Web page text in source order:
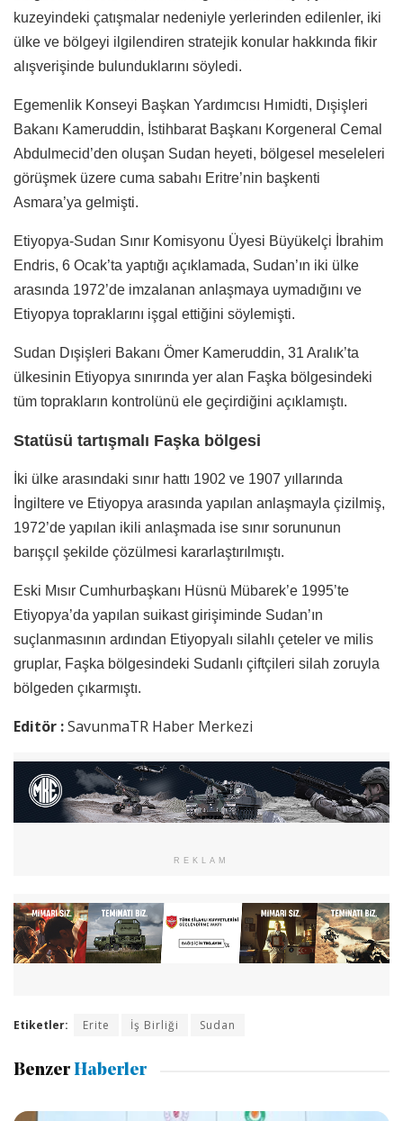
kuzeyindeki çatışmalar nedeniyle yerlerinden edilenler, iki
ülke ve bölgeyi ilgilendiren stratejik konular hakkında fikir
alışverişinde bulunduklarını söyledi.
Egemenlik Konseyi Başkan Yardımcısı Hımidti, Dışişleri
Bakanı Kameruddin, İstihbarat Başkanı Korgeneral Cemal
Abdulmecid’den oluşan Sudan heyeti, bölgesel meseleleri
görüşmek üzere cuma sabahı Eritre’nin başkenti
Asmara’ya gelmişti.
Etiyopya-Sudan Sınır Komisyonu Üyesi Büyükelçi İbrahim
Endris, 6 Ocak’ta yaptığı açıklamada, Sudan’ın iki ülke
arasında 1972’de imzalanan anlaşmaya uymadığını ve
Etiyopya topraklarını işgal ettiğini söylemişti.
Sudan Dışişleri Bakanı Ömer Kameruddin, 31 Aralık’ta
ülkesinin Etiyopya sınırında yer alan Faşka bölgesindeki
tüm toprakların kontrolünü ele geçirdiğini açıklamıştı.
Statüsü tartışmalı Faşka bölgesi
İki ülke arasındaki sınır hattı 1902 ve 1907 yıllarında
İngiltere ve Etiyopya arasında yapılan anlaşmayla çizilmiş,
1972’de yapılan ikili anlaşmada ise sınır sorununun
barışçıl şekilde çözülmesi kararlaştırılmıştı.
Eski Mısır Cumhurbaşkanı Hüsnü Mübarek’e 1995’te
Etiyopya’da yapılan suikast girişiminde Sudan’ın
suçlanmasının ardından Etiyopyalı silahlı çeteler ve milis
gruplar, Faşka bölgesindeki Sudanlı çiftçileri silah zoruyla
bölgeden çıkarmıştı.
Editör :SavunmaTR Haber Merkezi
REKLAM
Etiketler: Erite İş Birliği Sudan
Benzer Haberler